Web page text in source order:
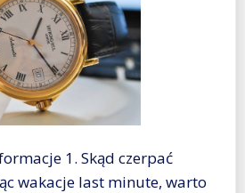
1. Skąd czerpać
wakacje last minute, warto